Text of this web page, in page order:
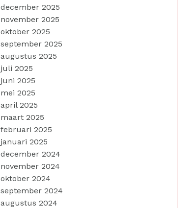
december 2025
november 2025
oktober 2025
september 2025
augustus 2025
juli 2025
juni 2025
mei 2025
april 2025
maart 2025
februari 2025
januari 2025
december 2024
november 2024
oktober 2024
september 2024
augustus 2024